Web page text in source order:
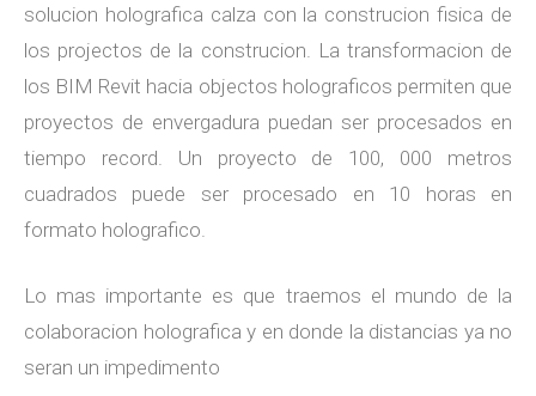
solucion holografica calza con la construcion fisica de
los projectos de la construcion. La transformacion de
los BIM Revit hacia objectos holograficos permiten que
proyectos de envergadura puedan ser procesados en
tiempo record. Un proyecto de 100, 000 metros
cuadrados puede ser procesado en 10 horas en
formato holografico.
Lo mas importante es que traemos el mundo de la
colaboracion holografica y en donde la distancias ya no
seran un impedimento